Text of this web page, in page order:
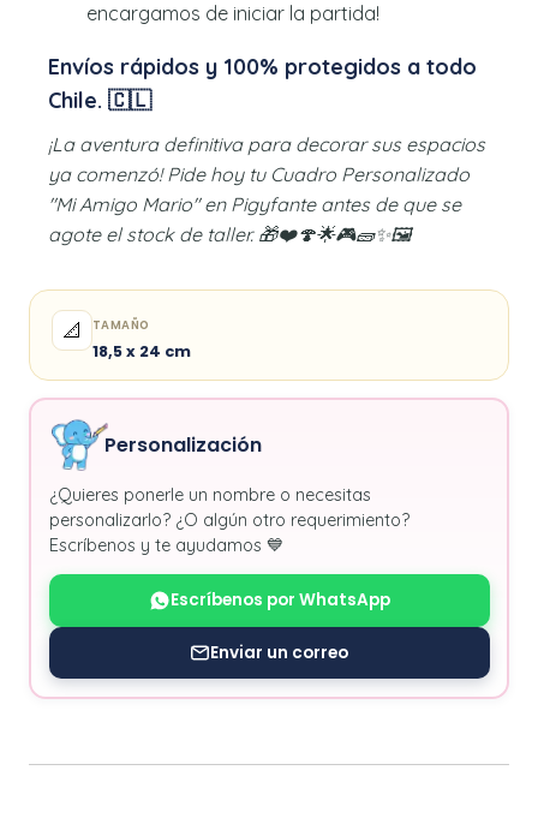
encargamos de iniciar la partida!
Envíos rápidos y 100% protegidos a todo
Chile. 🇨🇱
¡La aventura definitiva para decorar sus espacios
ya comenzó! Pide hoy tu Cuadro Personalizado
"Mi Amigo Mario" en Pigyfante antes de que se
agote el stock de taller. 🎁❤️🍄🌟🎮🧱✨🖼️
📐 TAMAÑO
18,5 x 24 cm
Personalización
¿Quieres ponerle un nombre o necesitas
personalizarlo? ¿O algún otro requerimiento?
Escríbenos y te ayudamos 💙
Escríbenos por WhatsApp
Enviar un correo